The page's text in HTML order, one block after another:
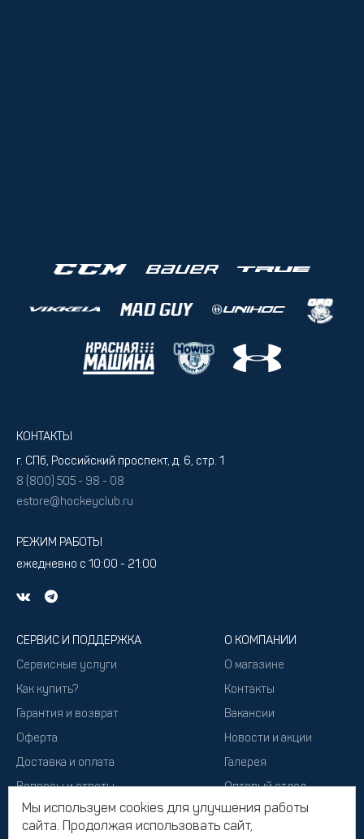
КОНТАКТЫ
г. СПб, Российский проспект, д. 6, стр. 1
8 (800) 505 - 98 - 08
estore@hockeyclub.ru
РЕЖИМ РАБОТЫ
ежедневно с 10:00 - 21:00
СЕРВИС И ПОДДЕРЖКА
Сервисные услуги
Как купить?
Гарантия и возврат
Оферта
Доставка и оплата
Вопросы и ответы
Подарочный сертификат
О КОМПАНИИ
О магазине
Контакты
Вакансии
Новости и акции
Галерея
Оптовый отдел
Мы используем cookies для улучшения работы
сайта. Продолжая использовать сайт,